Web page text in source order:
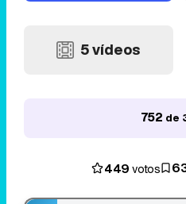
5 vídeos
752 de
449votos